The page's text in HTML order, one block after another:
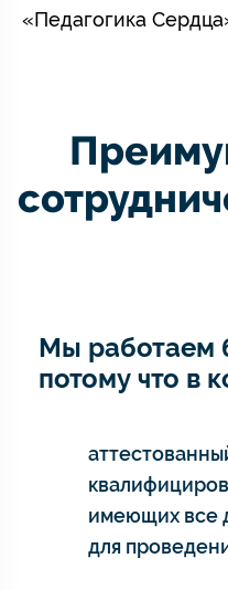
«Педагогика
Мы работаем
потому что в
имеющих все
для